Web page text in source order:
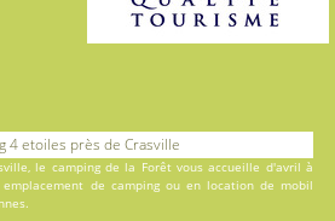
4 etoiles près de Crasville
le camping de la Forêtvous accueille d'avril à
emplacement de campingou en locationde mobil